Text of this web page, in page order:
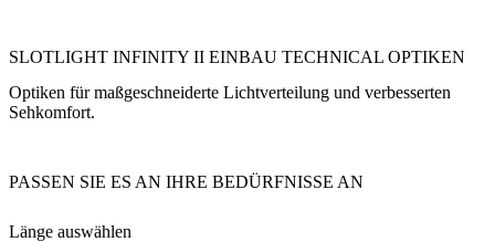
SLOTLIGHT INFINITY II EINBAU TECHNICAL OPTIKEN
Optiken für maßgeschneiderte Lichtverteilung und verbesserten
Sehkomfort.
PASSEN SIE ES AN IHRE BEDÜRFNISSE AN
Länge auswählen